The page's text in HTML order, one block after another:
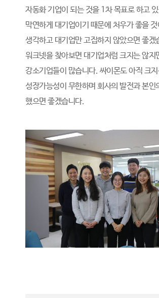
자동화 기업이 되는 것을 1차 목표로 하고
막연하게 대기업이기 때문에 처우가 좋을
생각하고 대기업만 고집하지 않았으면 좋겠
워크넷을 찾아보면 대기업처럼 크지는 않지
강소기업들이 많습니다. 싸이몬도 아직 크
성장가능성이 무한하며 회사의 발전과 본인
했으면 좋겠습니다.